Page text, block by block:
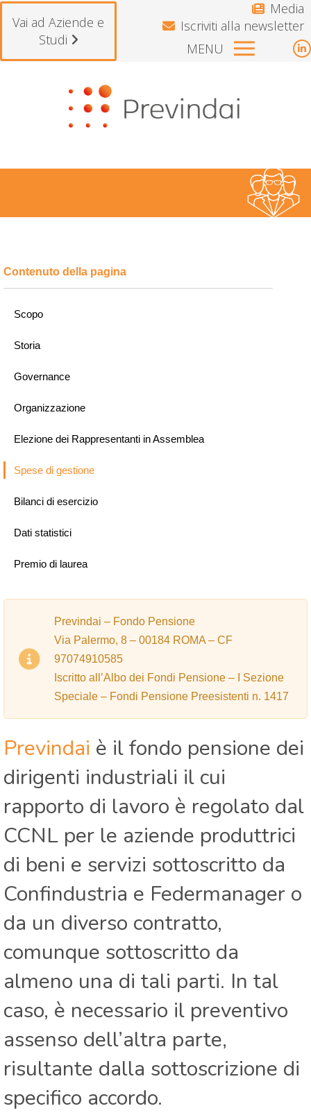
Vai ad Aziende e
Studi
Media
Iscriviti alla newsletter
MENU
Scopo
Storia
Governance
Organizzazione
Elezione dei Rappresentanti in Assemblea
Spese di gestione
Bilanci di esercizio
Dati statistici
Premio di laurea
Previndai – Fondo Pensione
Via Palermo, 8 – 00184 ROMA – CF
97074910585
Iscritto all’Albo dei Fondi Pensione – I Sezione
Speciale – Fondi Pensione Preesistenti n. 1417
Previndai è il fondo pensione dei
dirigenti industriali il cui
rapporto di lavoro è regolato dal
CCNL per le aziende produttrici
di beni e servizi sottoscritto da
Confindustria e Federmanager o
da un diverso contratto,
comunque sottoscritto da
almeno una di tali parti. In tal
caso, è necessario il preventivo
assenso dell’altra parte,
risultante dalla sottoscrizione di
specifico accordo.
Si avvisano gli iscritti che il Fondo resterà